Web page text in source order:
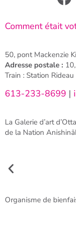
Comment était
50, pont Mackenzie
Adresse postale :
Train : Station Rideau
613-233-8699 |
La Galerie d’art
de la Nation
Organisme de